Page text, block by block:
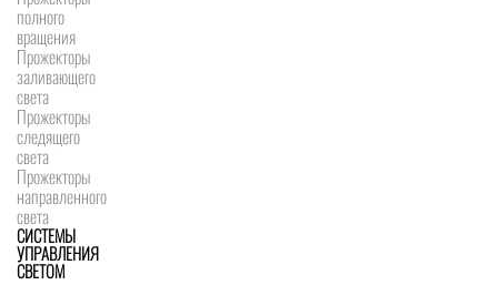
полного
вращения
Прожекторы
заливающего
света
Прожекторы
следящего
света
Прожекторы
направленного
света
СИСТЕМЫ
УПРАВЛЕНИЯ
СВЕТОМ